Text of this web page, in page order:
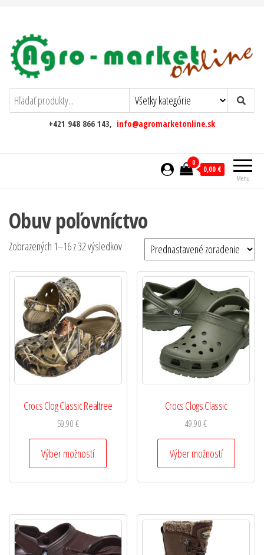
AgromarketOnline
+421 948 866 143, info@agromarketonline.sk
Menu
0
0,00 €
Obuv poľovníctvo
Zobrazených 1–16 z 32 výsledkov
Crocs Clog Classic Realtree
59,90€
Výber možností
Crocs Clogs Classic
49,90€
Výber možností